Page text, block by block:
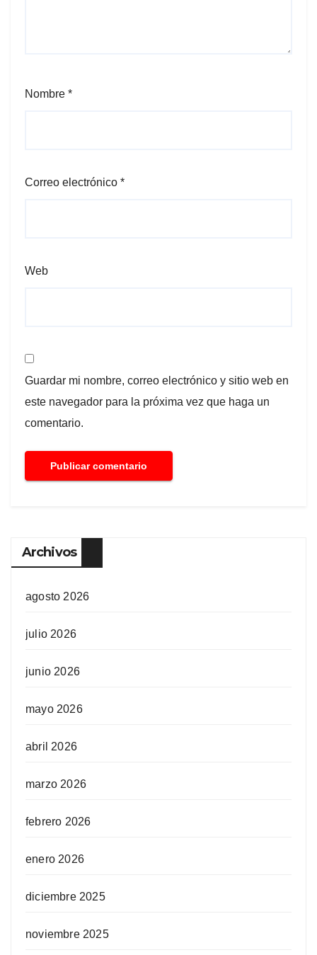
Nombre *
Correo electrónico *
Web
Guardar mi nombre, correo electrónico y sitio web en
este navegador para la próxima vez que haga un
comentario.
Archivos
agosto 2026
julio 2026
junio 2026
mayo 2026
abril 2026
marzo 2026
febrero 2026
enero 2026
diciembre 2025
noviembre 2025